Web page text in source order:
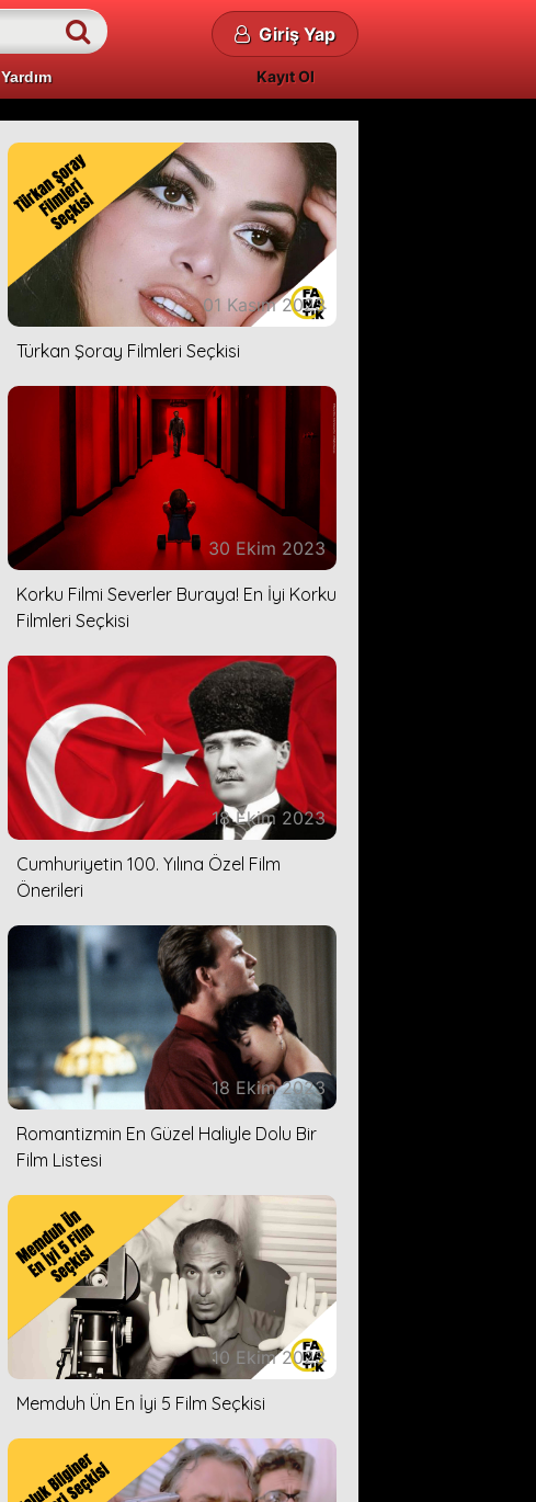
Yardım
Giriş Yap
Kayıt Ol
01 Kasım 2023
Türkan Şoray Filmleri Seçkisi
30 Ekim 2023
Korku Filmi Severler Buraya! En İyi Korku
Filmleri Seçkisi
18 Ekim 2023
Cumhuriyetin 100. Yılına Özel Film
Önerileri
18 Ekim 2023
Romantizmin En Güzel Haliyle Dolu Bir
Film Listesi
10 Ekim 2023
Memduh Ün En İyi 5 Film Seçkisi